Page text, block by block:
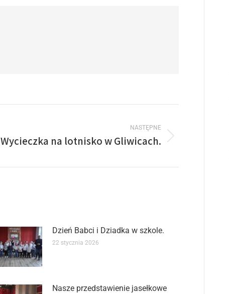
NASTĘPNE
Wycieczka na lotnisko w Gliwicach.
Dzień Babci i Dziadka w szkole.
22 stycznia 2026
Nasze przedstawienie jasełkowe